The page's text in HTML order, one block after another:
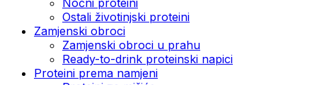
Ostali životinjski proteini
Zamjenski obroci
Zamjenski obroci u prahu
Ready-to-drink proteinski napici
Proteini prema namjeni